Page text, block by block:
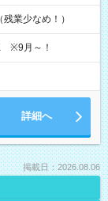
業少なめ！）
※9月～！
詳細へ
掲載日：2026.08.06